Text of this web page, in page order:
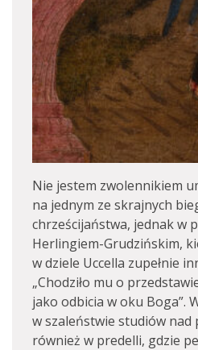
Nie jestem zwolennikiem
na jednym ze skrajnych
chrześcijaństwa, jednak w
Herlingiem-Grudzińskim,
w dziele Uccella zupełnie
„Chodziło mu o
jako odbicia w oku Boga”.
w szaleństwie studiów nad
również w predelli, gdzie